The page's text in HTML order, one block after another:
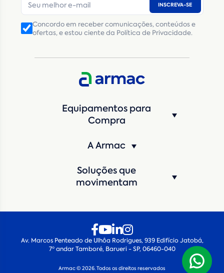
INSCREVA-SE
Concordo em receber comunicações, conteúdos e
ofertas, e estou ciente da Política de Privacidade.
Equipamentos para
Compra
A Armac
Soluções que
movimentam
Av. Marcos Penteado de Ulhôa Rodrigues, 939 Edifício Jatobá,
7º andar Tamboré, Barueri - SP, 06460-040
Armac © 2026. Todos os direitos reservados
Número de telefone
CNPJ Inscrição Estadual(Produtor Rural)
CNPJ da empresa/ CPF - Produtor rural*
Máquina de interesse*
Qual o período de locação? *